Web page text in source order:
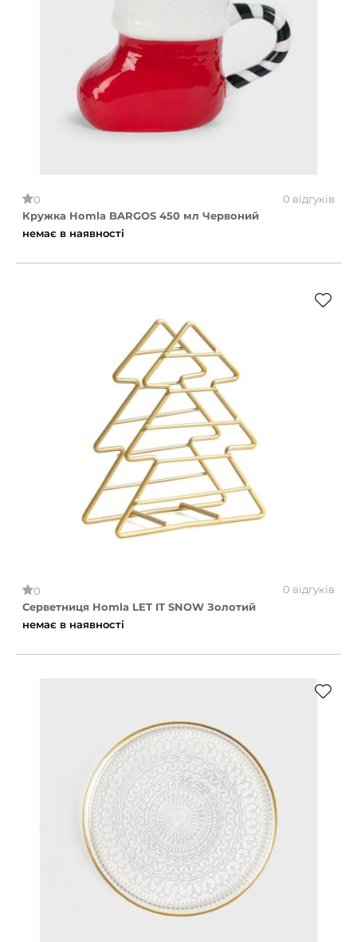
0
0 відгуків
Кружка Homla BARGOS 450 мл Червоний
немає в наявності
0
0 відгуків
Серветниця Homla LET IT SNOW Золотий
немає в наявності